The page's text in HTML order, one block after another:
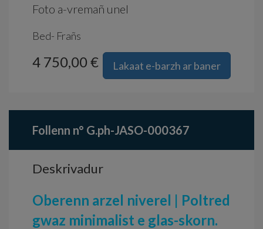
Foto a-vremañ unel
Bed- Frañs
Lakaat e-barzh ar baner
4 750,00 €
Follenn n° G.ph-JASO-000367
Deskrivadur
Oberenn arzel niverel | Poltred
gwaz minimalist e glas-skorn.